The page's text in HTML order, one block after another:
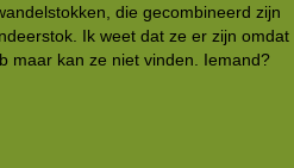
die gecombineerd zijn
Ik weet dat ze er zijn omdat
maar kan ze niet vinden. Iemand?